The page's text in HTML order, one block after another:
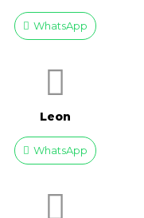
WhatsApp
Leon
WhatsApp